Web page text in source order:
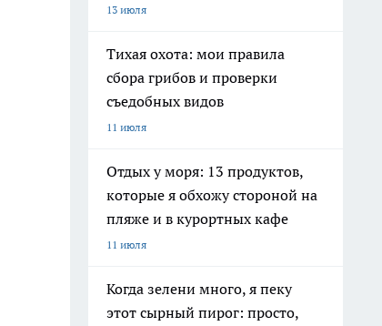
13 июля
Тихая охота: мои правила
сбора грибов и проверки
съедобных видов
11 июля
Отдых у моря: 13 продуктов,
которые я обхожу стороной на
пляже и в курортных кафе
11 июля
Когда зелени много, я пеку
этот сырный пирог: просто,